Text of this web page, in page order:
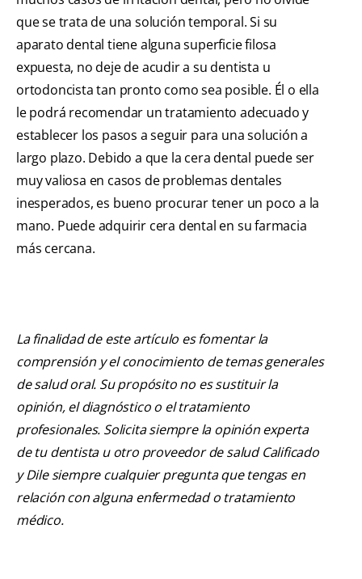
que se trata de una solución temporal. Si su
aparato dental tiene alguna superficie filosa
expuesta, no deje de acudir a su dentista u
ortodoncista tan pronto como sea posible. Él o ella
le podrá recomendar un tratamiento adecuado y
establecer los pasos a seguir para una solución a
largo plazo. Debido a que la cera dental puede ser
muy valiosa en casos de problemas dentales
inesperados, es bueno procurar tener un poco a la
mano. Puede adquirir cera dental en su farmacia
más cercana.
La finalidad de este artículo es fomentar la
comprensión y el conocimiento de temas generales
de salud oral. Su propósito no es sustituir la
opinión, el diagnóstico o el tratamiento
profesionales. Solicita siempre la opinión experta
de tu dentista u otro proveedor de salud Calificado
y Dile siempre cualquier pregunta que tengas en
relación con alguna enfermedad o tratamiento
médico.